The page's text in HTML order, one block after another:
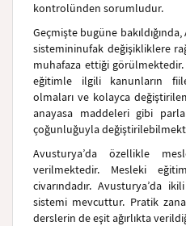
kontrolünden sorumludur.
Geçmişte bugüne
sistemininufak değişikliklere
muhafaza ettiği
eğitimle ilgili kanunların
olmaları ve kolayca
anayasa maddeleri gibi
çoğunluğuyla
Avusturya’da özellikle
verilmektedir. Mesleki
civarındadır. Avusturya’da
sistemi mevcuttur. Pratik
derslerin de eşit ağırlıkta